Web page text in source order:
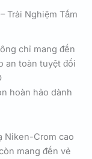
Trải Nghiệm Tắm
chỉ mang đến
an toàn tuyệt đối
hoàn hảo dành
Niken-Crom cao
mang đến vẻ